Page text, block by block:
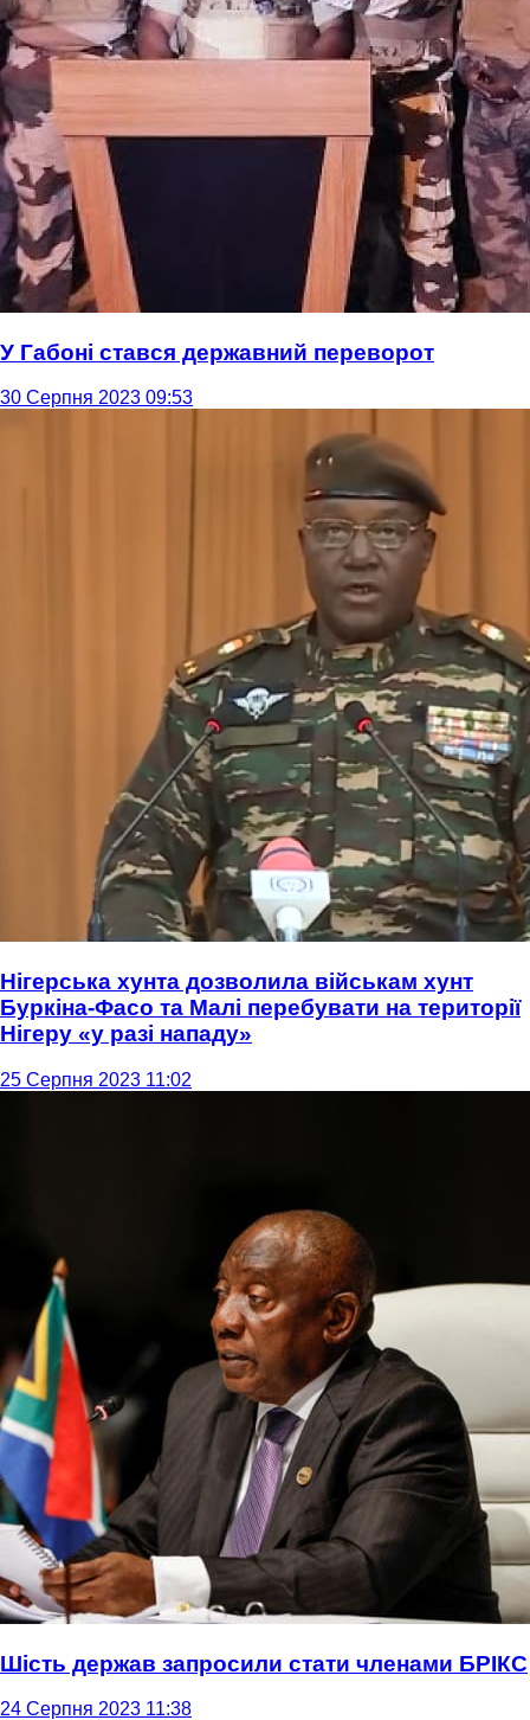
У Габоні стався державний переворот
30 Серпня 2023 09:53
Нігерська хунта дозволила військам хунт
Буркіна-Фасо та Малі перебувати на території
Нігеру «у разі нападу»
25 Серпня 2023 11:02
Шість держав запросили стати членами БРІКС
24 Серпня 2023 11:38